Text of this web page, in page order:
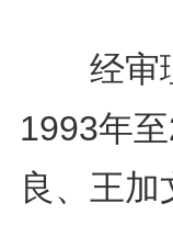
经审理
1993年
良、王